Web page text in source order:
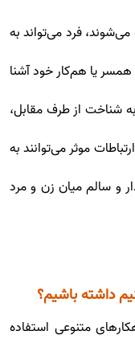
فرد می‌تواند به
یا هم‌کار خود آشنا
شناخت از طرف مقابل،
موثر می‌توانند به
و سالم میان زن و مرد
داشته باشیم؟
متنوعی استفاده